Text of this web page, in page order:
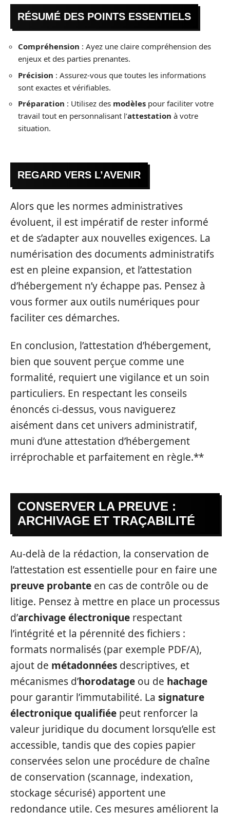
RÉSUMÉ DES POINTS ESSENTIELS
Compréhension : Ayez une claire compréhension des
enjeux et des parties prenantes.
Précision : Assurez-vous que toutes les informations
sont exactes et vérifiables.
Préparation : Utilisez des modèles pour faciliter votre
travail tout en personnalisant l’attestation à votre
situation.
REGARD VERS L’AVENIR
Alors que les normes administratives
évoluent, il est impératif de rester informé
et de s’adapter aux nouvelles exigences. La
numérisation des documents administratifs
est en pleine expansion, et l’attestation
d’hébergement n’y échappe pas. Pensez à
vous former aux outils numériques pour
faciliter ces démarches.
En conclusion, l’attestation d’hébergement,
bien que souvent perçue comme une
formalité, requiert une vigilance et un soin
particuliers. En respectant les conseils
énoncés ci-dessus, vous naviguerez
aisément dans cet univers administratif,
muni d’une attestation d’hébergement
irréprochable et parfaitement en règle.**
CONSERVER LA PREUVE :
ARCHIVAGE ET TRAÇABILITÉ
Au-delà de la rédaction, la conservation de
l’attestation est essentielle pour en faire une
preuve probante en cas de contrôle ou de
litige. Pensez à mettre en place un processus
d’archivage électronique respectant
l’intégrité et la pérennité des fichiers :
formats normalisés (par exemple PDF/A),
ajout de métadonnées descriptives, et
mécanismes d’horodatage ou de hachage
pour garantir l’immutabilité. La signature
électronique qualifiée peut renforcer la
valeur juridique du document lorsqu’elle est
accessible, tandis que des copies papier
conservées selon une procédure de chaîne
de conservation (scannage, indexation,
stockage sécurisé) apportent une
redondance utile. Ces mesures améliorent la